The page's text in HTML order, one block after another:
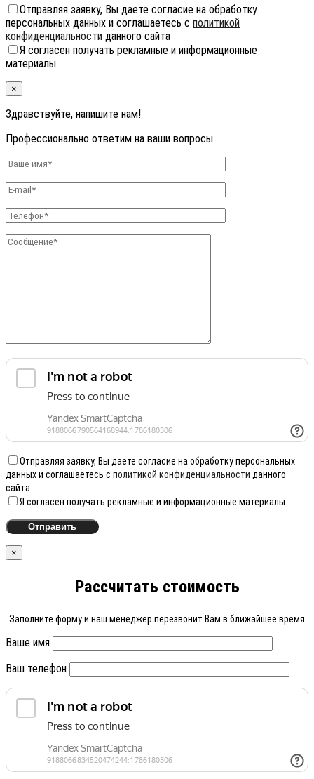
Отправляя заявку, Вы даете согласие на обработку
персональных данных и соглашаетесь с политикой
конфиденциальности данного сайта
Я согласен получать рекламные и информационные
материалы
×
Здравствуйте, напишите нам!
Профессионально ответим на ваши вопросы
Отправляя заявку, Вы даете согласие на обработку персональных
данных и соглашаетесь с политикой конфиденциальности данного
сайта
Я согласен получать рекламные и информационные материалы
×
Рассчитать стоимость
Заполните форму и наш менеджер перезвонит Вам в ближайшее время
Ваше имя
Ваш телефон